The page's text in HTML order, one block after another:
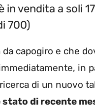
in vendita a soli
700)
da capogiro e che
in
di un nuovo
stato di recente